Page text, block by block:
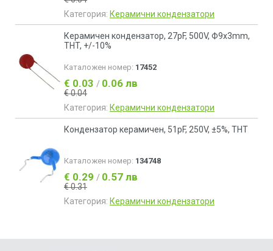
Категория: Керамични кондензатори
Керамичен кондензатор, 27pF, 500V, Ф9x3mm,
THT, +/-10%
Каталожен номер: 17452
€ 0.03 / 0.06 лв
€ 0.04
Категория: Керамични кондензатори
Кондензатор керамичен, 51pF, 250V, ±5%, THT
Каталожен номер: 134748
€ 0.29 / 0.57 лв
€ 0.31
Категория: Керамични кондензатори